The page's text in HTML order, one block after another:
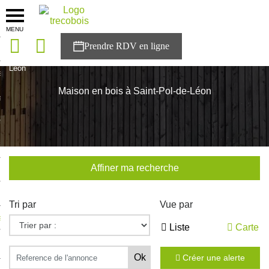
MENU
solutions
Trecobois
à NESTOR
Léon
Maison en bois à Saint-Pol-de-Léon
Affiner ma recherche
Tri par Vue par
Liste Carte
Créer une alerte